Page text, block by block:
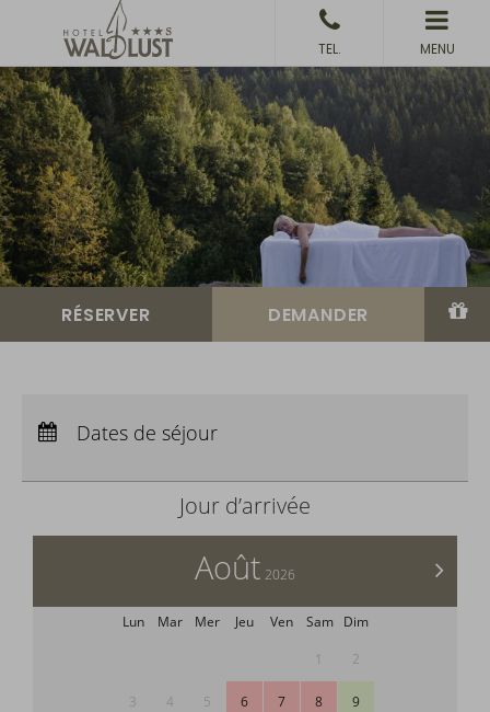
MENU
Départ : Aucun choix
Dates de séjour
Jour d’arrivée
>
Août 2026
Lun Mar Mer Jeu Ven Sam Dim
1
2
3 4 5 6 7 8 9